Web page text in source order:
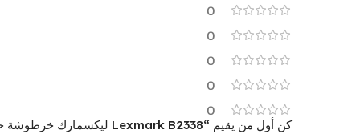
0
0
0
0
0
كن أول من يقيم “Lexmark B2338 ليكسمارك خرطوشة حبر ليزر أسود | Inks tank”